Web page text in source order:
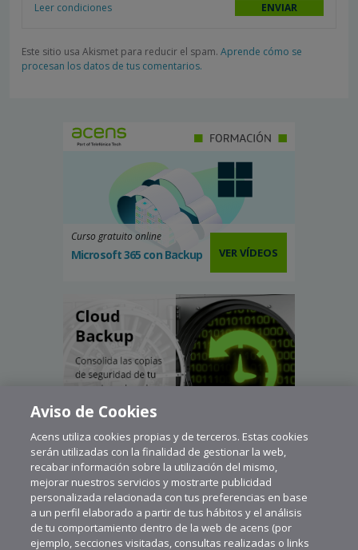
Leer condiciones
Este sitio usa Akismet para reducir el spam. Aprende cómo se
procesan los datos de tus comentarios.
Curso gratuito online
Microsoft 365 con Backup VER VÍDEOS
Aviso de Cookies
Acens utiliza cookies propias y de terceros. Estas cookies
serán utilizadas con la finalidad de gestionar la web,
recabar información sobre la utilización del mismo,
mejorar nuestros servicios y mostrarte publicidad
personalizada relacionada con tus preferencias en base
a un perfil elaborado a partir de tus hábitos y el análisis
de tu comportamiento dentro de la web de acens (por
ejemplo, secciones visitadas, consultas realizadas o links